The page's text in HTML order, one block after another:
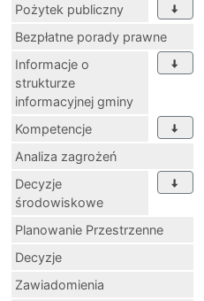
Pożytek publiczny
Bezpłatne porady prawne
Informacje o
strukturze
informacyjnej gminy
Kompetencje
Analiza zagrożeń
Decyzje
środowiskowe
Planowanie Przestrzenne
Decyzje
Zawiadomienia